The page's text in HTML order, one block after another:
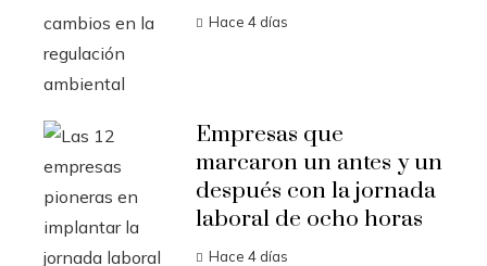
Hace 4 días
Empresas que
marcaron un antes y un
después con la jornada
laboral de ocho horas
Hace 4 días